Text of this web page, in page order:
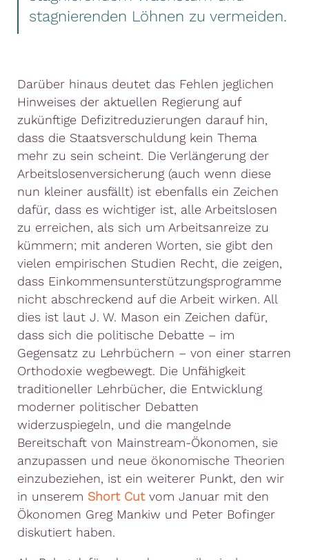
stagnierenden Löhnen zu vermeiden.
Darüber hinaus deutet das Fehlen jeglichen
Hinweises der aktuellen Regierung auf
zukünftige Defizitreduzierungen darauf hin,
dass die Staatsverschuldung kein Thema
mehr zu sein scheint. Die Verlängerung der
Arbeitslosenversicherung (auch wenn diese
nun kleiner ausfällt) ist ebenfalls ein Zeichen
dafür, dass es wichtiger ist, alle Arbeitslosen
zu erreichen, als sich um Arbeitsanreize zu
kümmern; mit anderen Worten, sie gibt den
vielen empirischen Studien Recht, die zeigen,
dass Einkommensunterstützungsprogramme
nicht abschreckend auf die Arbeit wirken. All
dies ist laut J. W. Mason ein Zeichen dafür,
dass sich die politische Debatte – im
Gegensatz zu Lehrbüchern – von einer starren
Orthodoxie wegbewegt. Die Unfähigkeit
traditioneller Lehrbücher, die Entwicklung
moderner politischer Debatten
widerzuspiegeln, und die mangelnde
Bereitschaft von Mainstream-Ökonomen, sie
anzupassen und neue ökonomische Theorien
einzubeziehen, ist ein weiterer Punkt, den wir
in unserem Short Cutvom Januar mit den
Ökonomen Greg Mankiw und Peter Bofinger
diskutiert haben.